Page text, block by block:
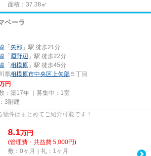
面積：37.38㎡
ベーラ
「矢部 」駅 徒歩21分
「淵野辺 」駅 徒歩22分
「相模原 」駅 徒歩45分
県相模原市中央区 上矢部 ５丁目
円
：築17年 ｜募集中： 1室
3階建
件はまとめてご紹介可能です！
8.1万円
(管理費・共益費 5,000円)
敷：0ヶ月｜礼：1ヶ月